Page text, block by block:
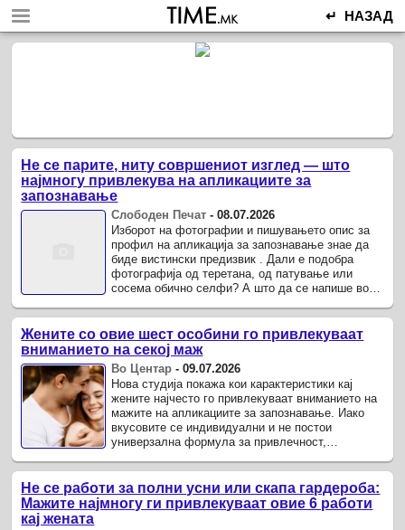
↵ НАЗАД
Не се парите, ниту совршениот изглед — што
најмногу привлекува на апликациите за
запознавање
Слободен Печат -08.07.2026
Изборот на фотографии и пишувањето опис за
профил на апликација за запознавање знае да
биде вистински предизвик . Дали е подобра
фотографија од теретана, од патување или
сосема обично селфи? А што да се напише во
и едноставно? Но, и ...
Жените со овие шест особини го привлекуваат
вниманието на секој маж
Во Центар -09.07.2026
Нова студија покажа кои карактеристики кај
жените најчесто го привлекуваат вниманието на
мажите на апликациите за запознавање. Иако
вкусовите се индивидуални и не постои
универзална формула за привлечност,
покажа одредени шеми кај ...
Не се работи за полни усни или скапа гардероба:
Мажите најмногу ги привлекуваат овие 6 работи
кај жената